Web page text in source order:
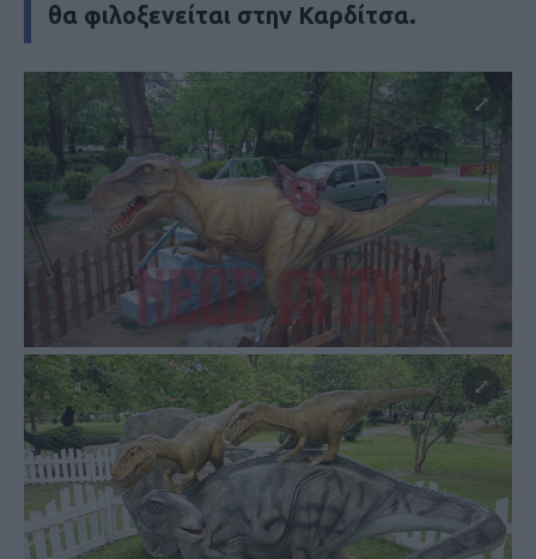
θα φιλοξενείται στην Καρδίτσα.